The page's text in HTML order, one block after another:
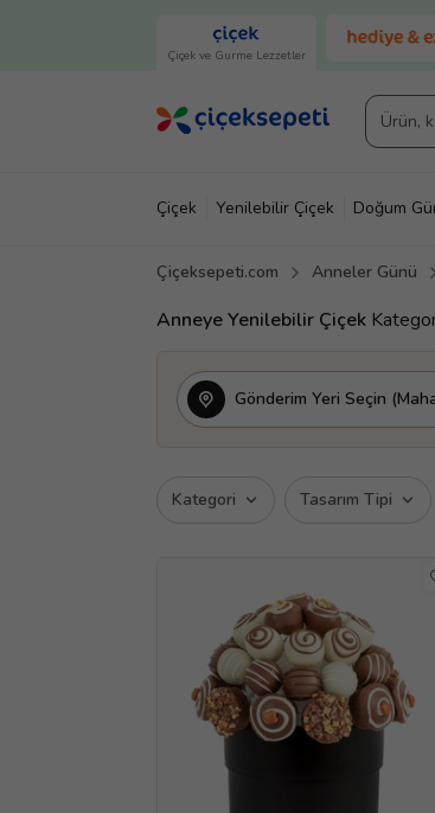
Çiçek ve Gurme Lezzetler
Çiçek Yenilebilir Çiçek Doğum
Çiçeksepeti.com Anneler Günü
Anneye Yenilebilir Çiçek
Gönderim Yeri Seçin
Kategori Tasarım Tipi